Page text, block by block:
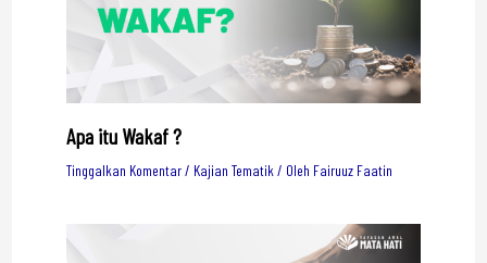
Apa itu Wakaf ?
Tinggalkan Komentar/ Kajian Tematik/ Oleh Fairuuz Faatin